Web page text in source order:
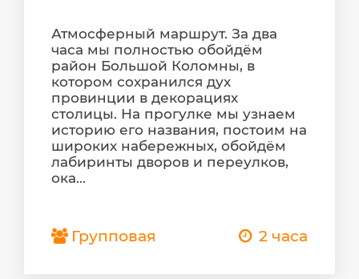
Атмосферный маршрут. За два
часа мы полностью обойдём
район Большой Коломны, в
котором сохранился дух
провинции в декорациях
столицы. На прогулке мы узнаем
историю его названия, постоим на
широких набережных, обойдём
лабиринты дворов и переулков,
ока...
Групповая 2 часа